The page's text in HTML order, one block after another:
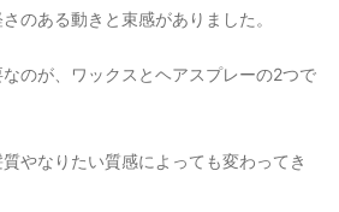
のある動きと束感がありました。
のが、ワックスとヘアスプレーの2つで
やなりたい質感によっても変わってき